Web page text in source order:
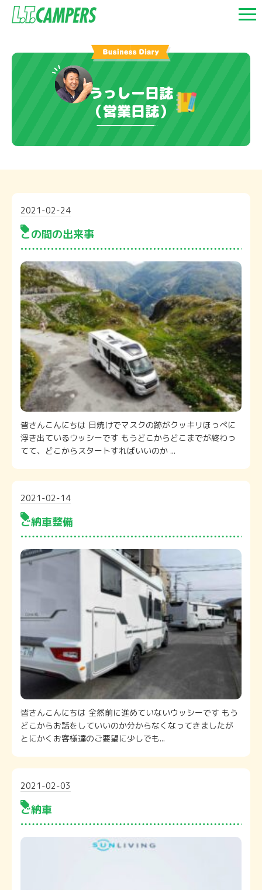
うっしー日誌
（営業日誌）
2021-02-24
この間の出来事
皆さんこんにちは 日焼けでマスクの跡がクッキリほっぺに
浮き出ているウッシーです もうどこからどこまでが終わっ
てて、どこからスタートすればいいのか ...
2021-02-14
ご納車整備
皆さんこんにちは 全然前に進めていないウッシーです もう
どこからお話をしていいのか分からなくなってきましたが
とにかくお客様達のご要望に少しでも...
2021-02-03
ご納車